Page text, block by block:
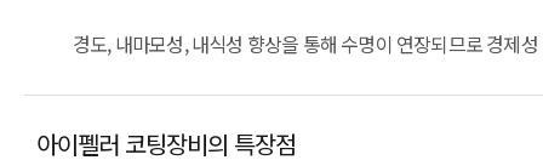
경도, 내마모성, 내식성 향상을 통해 수명이 연장되므로 경제
아이펠러 코팅장비의 특장점